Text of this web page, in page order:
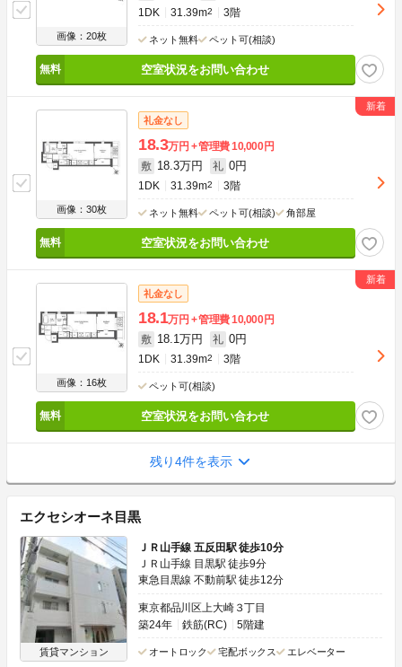
画像：20枚
1DK 31.39m2 3階
ネット無料 ペット可(相談)
空室状況をお問い合わせ
画像：30枚
礼金なし
18.3万円 管理費10,000円
敷 18.3万円 礼 0円
1DK 31.39m2 3階
ネット無料 ペット可(相談) 角部屋
空室状況をお問い合わせ
画像：16枚
礼金なし
18.1万円 管理費10,000円
敷 18.1万円 礼 0円
1DK 31.39m2 3階
ペット可(相談)
空室状況をお問い合わせ
残り4件を表示
エクセシオーネ目黒
賃貸マンション
ＪＲ山手線 五反田駅 徒歩10分
ＪＲ山手線 目黒駅 徒歩9分
東急目黒線 不動前駅 徒歩12分
東京都品川区上大崎３丁目
築24年
鉄筋(RC) 5階建
オートロック 宅配ボックス エレベーター